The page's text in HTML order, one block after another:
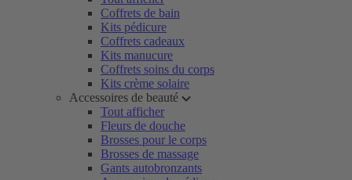
Coffrets de bain
Kits pédicure
Coffrets cadeaux
Kits manucure
Coffrets soins du corps
Kits crème solaire
Accessoires de beauté
Tout afficher
Fleurs de douche
Brosses pour le corps
Brosses de massage
Gants autobronzants